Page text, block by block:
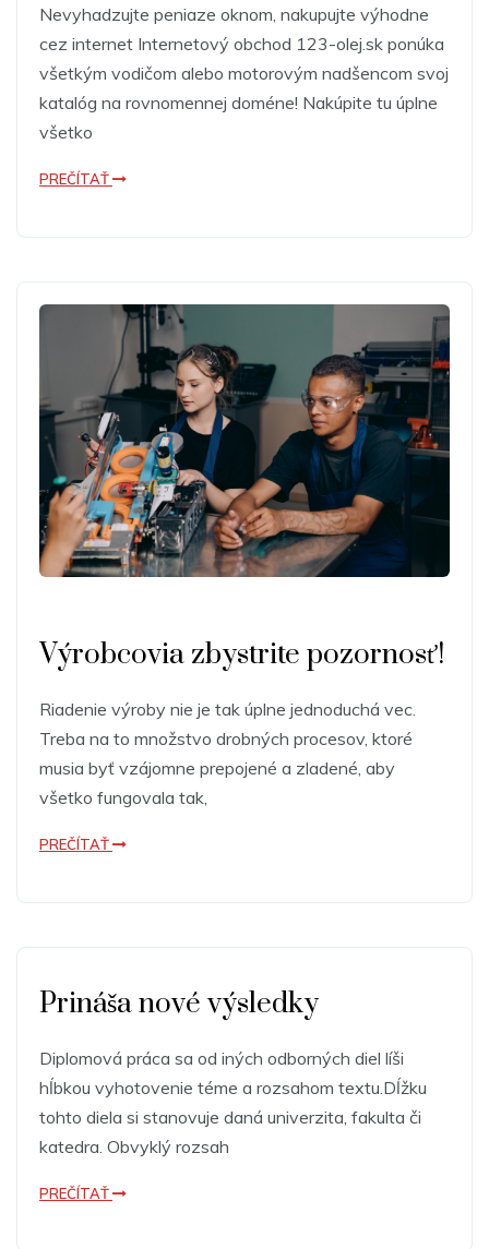
Nevyhadzujte peniaze oknom, nakupujte výhodne
cez internet Internetový obchod 123-olej.sk ponúka
všetkým vodičom alebo motorovým nadšencom svoj
​​katalóg na rovnomennej doméne! Nakúpite tu úplne
všetko
PREČÍTAŤ
Výrobcovia zbystrite pozornosť!
Riadenie výroby nie je tak úplne jednoduchá vec.
Treba na to množstvo drobných procesov, ktoré
musia byť vzájomne prepojené a zladené, aby
všetko fungovala tak,
PREČÍTAŤ
Prináša nové výsledky
Diplomová práca sa od iných odborných diel líši
hĺbkou vyhotovenie téme a rozsahom textu.Dĺžku
tohto diela si stanovuje daná univerzita, fakulta či
katedra. Obvyklý rozsah
PREČÍTAŤ